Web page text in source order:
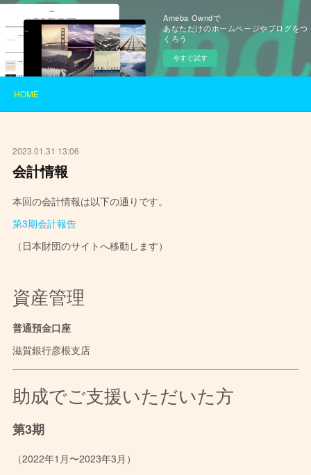
Ameba Owndで
あなただけのホームページやブログをつ
くろう
今すぐ試す
HOME
2023.01.31 13:06
会計情報
本回の会計情報は以下の通りです。
第3期会計報告
（日本財団のサイトへ移動します）
資産管理
普通預金口座
滋賀銀行彦根支店
助成でご支援いただいた方
第3期
（2022年1月〜2023年3月）